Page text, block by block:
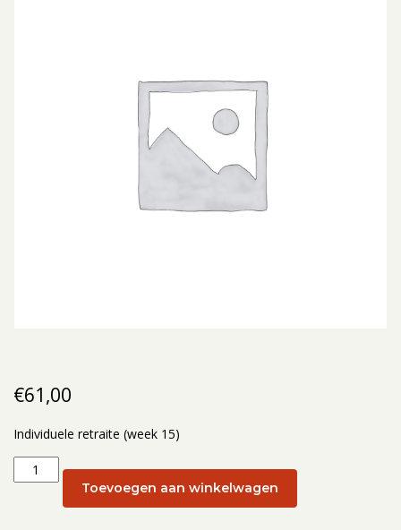
€61,00
Individuele retraite (week 15)
Individuele
retraite
Toevoegen aan winkelwagen